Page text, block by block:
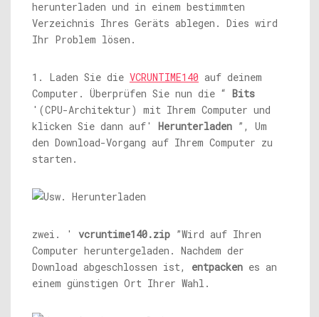
herunterladen und in einem bestimmten
Verzeichnis Ihres Geräts ablegen. Dies wird
Ihr Problem lösen.
1. Laden Sie die VCRUNTIME140 auf deinem
Computer. Überprüfen Sie nun die “ Bits
'(CPU-Architektur) mit Ihrem Computer und
klicken Sie dann auf' Herunterladen ”, Um
den Download-Vorgang auf Ihrem Computer zu
starten.
zwei. ' vcruntime140.zip ”Wird auf Ihren
Computer heruntergeladen. Nachdem der
Download abgeschlossen ist, entpacken es an
einem günstigen Ort Ihrer Wahl.